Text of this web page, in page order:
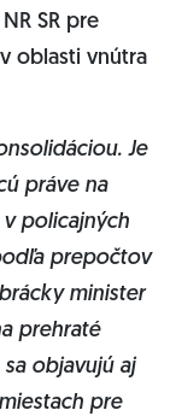
SR pre
oblasti vnútra
Je
práve na
policajných
prepočtov
minister
prehraté
objavujú aj
pre